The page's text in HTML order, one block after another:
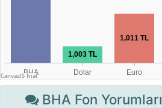
BHA Fon Yorumları